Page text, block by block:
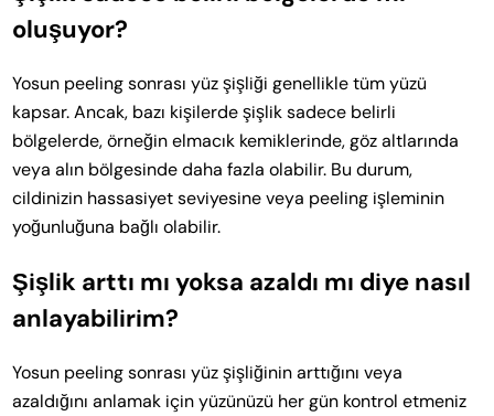
oluşuyor?
Yosun peeling sonrası yüz şişliği genellikle tüm yüzü
kapsar. Ancak, bazı kişilerde şişlik sadece belirli
bölgelerde, örneğin elmacık kemiklerinde, göz altlarında
veya alın bölgesinde daha fazla olabilir. Bu durum,
cildinizin hassasiyet seviyesine veya peeling işleminin
yoğunluğuna bağlı olabilir.
Şişlik arttı mı yoksa azaldı mı diye nasıl
anlayabilirim?
Yosun peeling sonrası yüz şişliğinin arttığını veya
azaldığını anlamak için yüzünüzü her gün kontrol etmeniz